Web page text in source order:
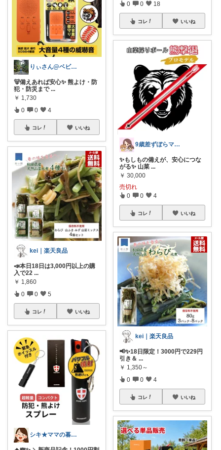
りぃさん@ベビーママ👶
🐻備えあれば安心✨ 熊よけ・防
犯・防災まで ...
￥ 1,730
0 0 4
コレ いいね
kei｜楽天良品
📣本日18日は3,000円以上の購
入で22 ...
￥ 1,860
0 0 5
コレ いいね
シキ★ママの暮らし、キッズ
0 0 18
コレ いいね
9歳差ずぼらママの買って良かったもの✨
✨もしもの備えが、安心につな
がる✨ 山菜 ...
￥ 30,000
売切れ
0 0 4
コレ いいね
kei｜楽天良品
📢✨18日限定！3000円で229円
引き＆ ...
￥ 1,350～
0 0 4
コレ いいね